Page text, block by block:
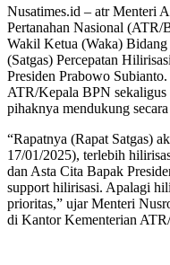
Nusatimes.id – atr Menteri
Pertanahan Nasional
Wakil Ketua (Waka) Bidang
(Satgas) Percepatan
Presiden Prabowo
ATR/Kepala BPN sekaligus
pihaknya mendukung
“Rapatnya (Rapat Satgas)
17/01/2025), terlebih
dan Asta Cita Bapak
support hilirisasi. Apalagi
prioritas,” ujar Menteri
di Kantor Kementerian